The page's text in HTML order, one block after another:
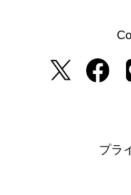
プラ